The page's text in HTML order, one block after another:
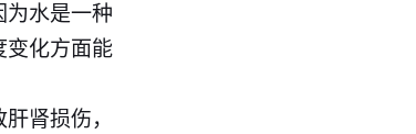
为水是一种
变化方面能
肾损伤，